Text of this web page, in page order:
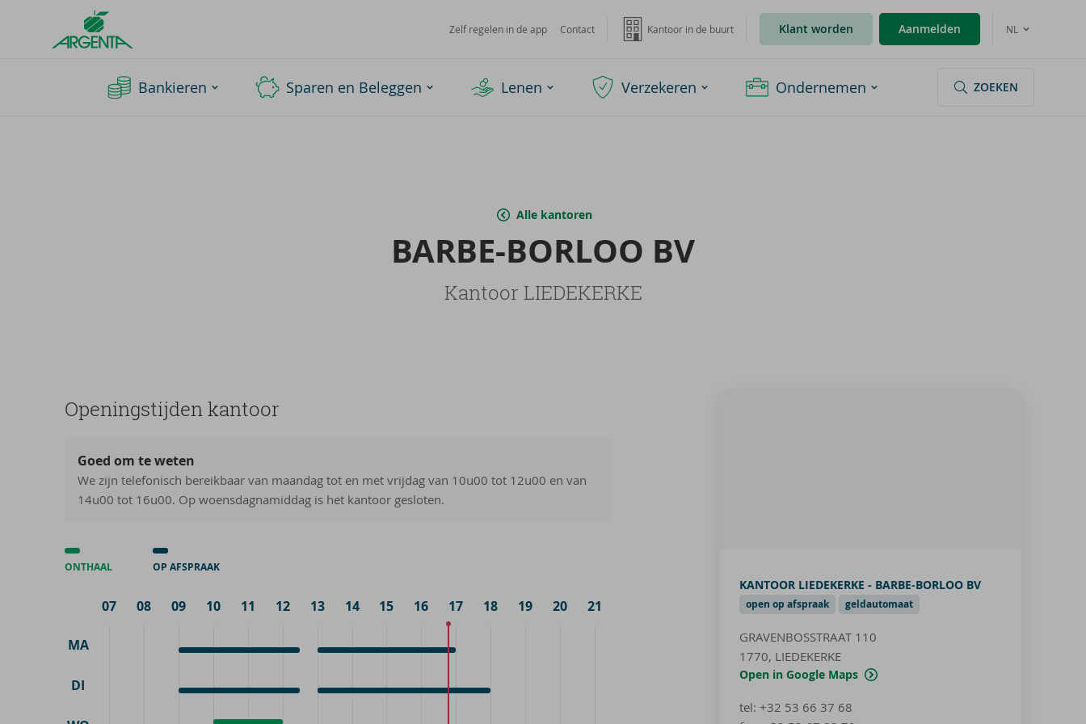
Argenta
Homepage
Zelf regelen in de app Contact Kantoor in de buurt Klant worden Aanmelden NL
Bankieren Sparen en Beleggen Lenen Verzekeren Ondernemen ZOEKEN
Alle kantoren
BARBE-​BORLOO BV
Kantoor LIEDEKERKE
Ope­nings­tij­den kan­toor
Goed om te weten
We zijn telefonisch bereikbaar van maandag tot en met vrijdag van 10u00 tot 12u00 en van
14u00 tot 16u00. Op woensdagnamiddag is het kantoor gesloten.
ONTHAAL OP AFSPRAAK
07 08 09 10 11 12 13 14 15 16 17 18 19 20 21
MA
Op
9:00
12:30
Op
13:00
17:00
DI
Op
9:00
Op
13:00
KANTOOR LIEDEKERKE - BARBE-BORLOO BV
open op afspraak geldautomaat
GRAVENBOSSTRAAT 110
1770, LIEDEKERKE
Open in Google Maps
tel: +32 53 66 37 68